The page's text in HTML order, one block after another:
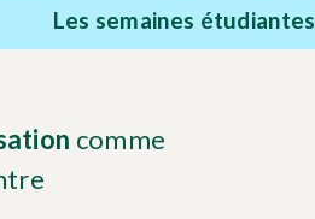
Les semaines étudiantes
comme